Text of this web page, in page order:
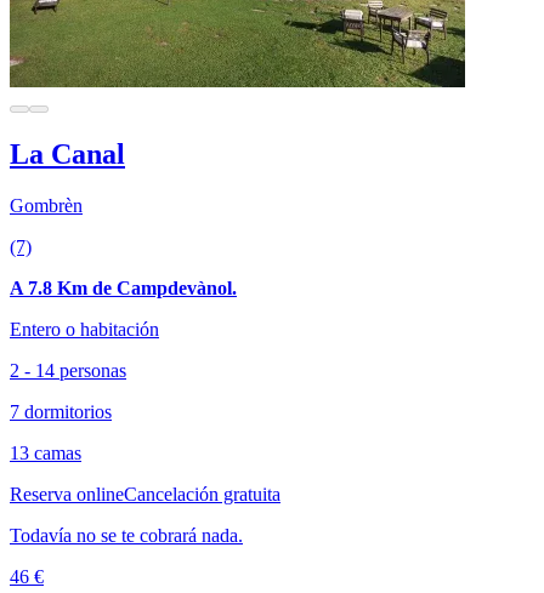
La Canal
Gombrèn
(7)
A 7.8 Km de Campdevànol.
Entero o habitación
2 - 14 personas
7 dormitorios
13 camas
Reserva onlineCancelación gratuita
Todavía no se te cobrará nada.
46 €